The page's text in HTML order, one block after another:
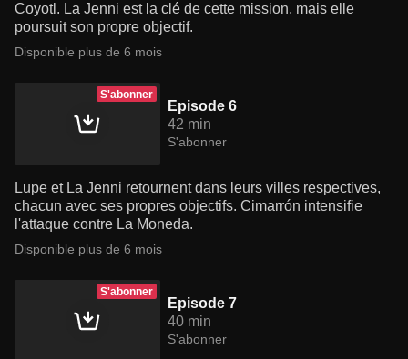
Coyotl. La Jenni est la clé de cette mission, mais elle
poursuit son propre objectif.
Disponible plus de 6 mois
S'abonner
Episode 6
42 min
S'abonner
Lupe et La Jenni retournent dans leurs villes respectives,
chacun avec ses propres objectifs. Cimarrón intensifie
l'attaque contre La Moneda.
Disponible plus de 6 mois
S'abonner
Episode 7
40 min
S'abonner